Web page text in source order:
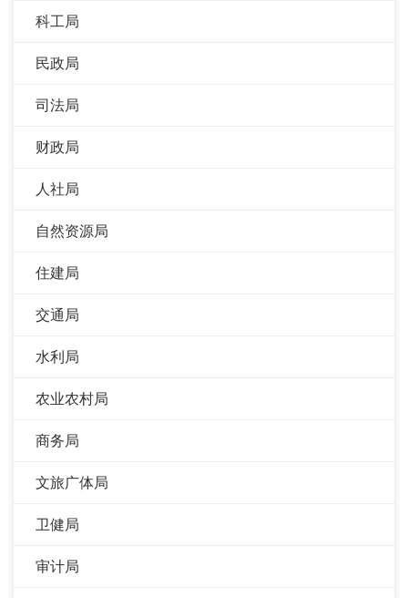
科工局
民政局
司法局
财政局
人社局
自然资源局
住建局
交通局
水利局
农业农村局
商务局
文旅广体局
卫健局
审计局